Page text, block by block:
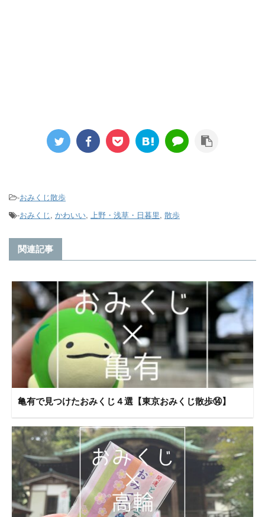
-おみくじ散歩
-おみくじ, かわいい, 上野・浅草・日暮里, 散歩
関連記事
亀有で見つけたおみくじ４選【東京おみくじ散歩⑭】